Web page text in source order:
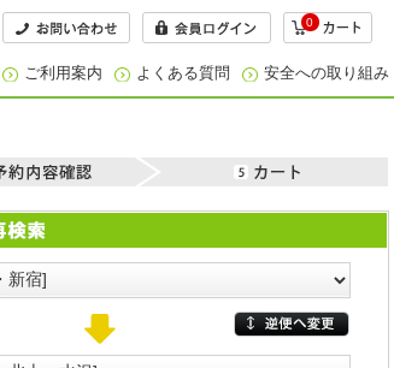
0
ご利用案内 よくある質問 安全への取り組み